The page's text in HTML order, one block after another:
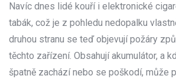
Navíc dnes lidé kouří i elektronické
tabák, což je z pohledu nedopalku
druhou stranu se teď objevují požáry
těchto zařízení. Obsahují akumulátor, a
špatně zachází nebo se poškodí, může